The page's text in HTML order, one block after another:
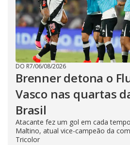
DO R7/06/08/2026
Brenner detona o
Vasco nas quartas
Brasil
Atacante fez um gol em cada
Maltino, atual vice-campeão da
Tricolor